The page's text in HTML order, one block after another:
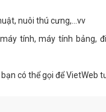
nuôi thú cưng,...vv
tính, máy tính bảng,
có thể gọi để VietWeb